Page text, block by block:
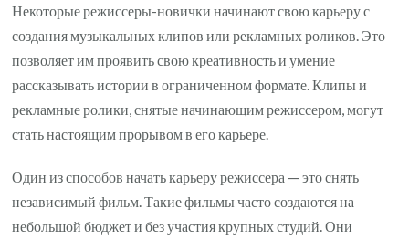
Некоторые режиссеры-новички начинают свою карьеру с
создания музыкальных клипов или рекламных роликов. Это
позволяет им проявить свою креативность и умение
рассказывать истории в ограниченном формате. Клипы и
рекламные ролики, снятые начинающим режиссером, могут
стать настоящим прорывом в его карьере.
Один из способов начать карьеру режиссера — это снять
независимый фильм. Такие фильмы часто создаются на
небольшой бюджет и без участия крупных студий. Они